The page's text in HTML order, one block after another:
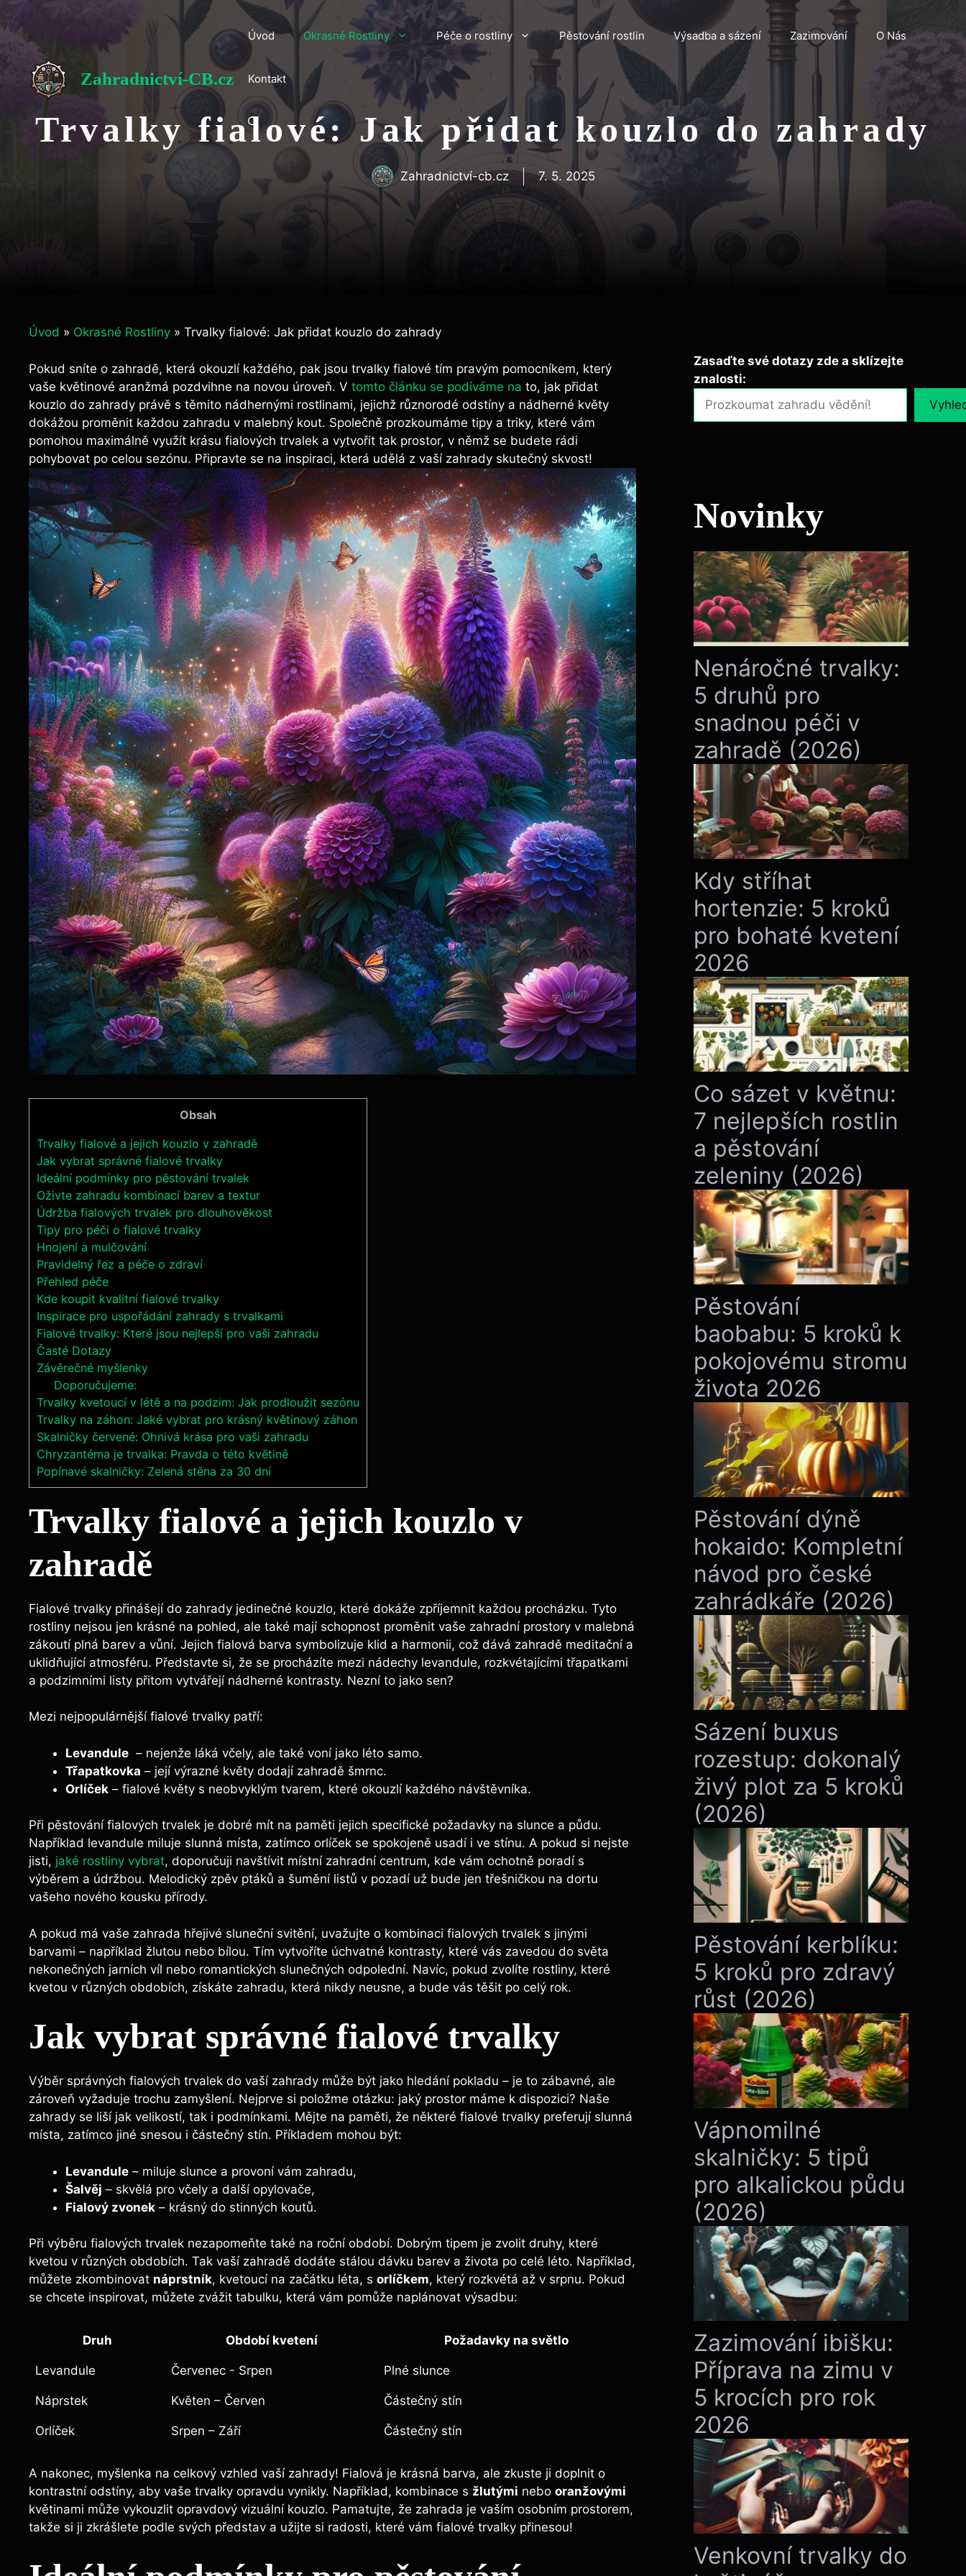
Přeskočit
na
obsah
Zahradnictví-CB.cz
Úvod Okrasné Rostliny Péče o rostliny Pěstování rostlin Výsadba a sázení Zazimování O Nás
Kontakt
Trvalky fialové: Jak přidat kouzlo do zahrady
Zahradnictví-cb.cz 7. 5. 2025
Úvod » Okrasné Rostliny » Trvalky fialové: Jak přidat kouzlo do zahrady
Pokud‌ sníte o zahradě, ‌která okouzlí každého, pak‌ jsou trvalky fialové‌ tím pravým pomocníkem,​ který
vaše květinové aranžmá pozdvihne na novou ⁢úroveň. V‍ tomto článku se podíváme na to, jak přidat⁢
kouzlo do zahrady​ právě ‌s těmito nádhernými ⁤rostlinami, ‍jejichž různorodé odstíny⁣ a nádherné květy
dokážou proměnit každou zahradu v malebný kout.​ Společně‌ prozkoumáme tipy a triky, ⁣které vám
‌pomohou maximálně využít krásu fialových trvalek a vytvořit tak⁣ prostor, v němž se budete rádi
pohybovat po celou sezónu. Připravte se ⁣na inspiraci, která udělá z‌ vaší zahrady skutečný ⁣skvost!
Obsah
Trvalky fialové ​a‌ jejich kouzlo v zahradě
Jak vybrat⁢ správné fialové trvalky
Ideální podmínky ‍pro pěstování ⁣trvalek
Oživte ​zahradu kombinací barev a textur
Údržba ‍fialových trvalek‍ pro dlouhověkost
Tipy pro péči o fialové trvalky
Hnojení‌ a ​mulčování
Pravidelný řez a péče o zdraví
Přehled péče
Kde koupit ⁢kvalitní ​fialové trvalky
Inspirace pro uspořádání ‍zahrady s trvalkami
Fialové trvalky: Které jsou nejlepší pro ⁢vaši ⁢zahradu
Časté⁣ Dotazy
Závěrečné‌ myšlenky
Doporučujeme:
Trvalky kvetoucí v létě a na podzim: Jak prodloužit sezónu
Trvalky na záhon: Jaké vybrat pro krásný květinový záhon
Skalničky červené: Ohnivá krása pro vaši zahradu
Chryzantéma je trvalka: Pravda o této květině
Popínavé skalničky: Zelená stěna za 30 dní
Trvalky fialové ​a‌ jejich kouzlo v
zahradě
Fialové trvalky přinášejí do‍ zahrady jedinečné kouzlo,⁢ které dokáže zpříjemnit každou procházku. Tyto
rostliny nejsou jen krásné na pohled, ale také mají schopnost proměnit vaše zahradní⁢ prostory v malebná
zákoutí plná barev a ⁤vůní. Jejich​ fialová barva symbolizuje klid a harmonii, ⁣což ⁣dává zahradě meditační⁣ a
uklidňující atmosféru. Představte si, ⁢že se procházíte mezi nádechy levandule, rozkvétajícími⁢ třapatkami‍
a podzimními ⁤listy přitom vytvářejí nádherné kontrasty. Nezní to ⁣jako sen?
Mezi ⁣nejpopulárnější fialové trvalky ‌patří:
Levandule ⁣ – nejenže láká včely, ale také voní jako⁤ léto samo.
Třapatkovka – ‌její výrazné květy dodají zahradě šmrnc.
Orlíček –​ fialové⁣ květy s ‍neobvyklým tvarem, které okouzlí ⁣každého návštěvníka.
Při pěstování fialových trvalek ​je​ dobré mít na‍ paměti jejich specifické požadavky na slunce ‍a půdu.​
Například levandule miluje ⁢slunná místa, zatímco⁢ orlíček⁢ se​ spokojeně usadí i ve⁤ stínu. A pokud si nejste
jisti, jaké rostliny vybrat,⁤ doporučuji ​navštívit‌ místní zahradní ​centrum, kde​ vám ochotně ​poradí ⁣s
výběrem a údržbou. Melodický zpěv⁢ ptáků a šumění listů v⁤ pozadí už bude jen třešničkou na dortu⁢
vašeho nového​ kousku přírody.
A ‌pokud má vaše zahrada⁤ hřejivé sluneční svitění,‌ uvažujte o kombinaci⁣ fialových trvalek s jinými
⁢barvami – například žlutou nebo bílou. Tím vytvoříte úchvatné kontrasty, které vás zavedou do světa
nekonečných jarních víl nebo romantických slunečných odpolední.‍ Navíc, pokud zvolíte rostliny, které
kvetou v různých obdobích, získáte zahradu,⁤ která⁢ nikdy neusne, a bude vás těšit ⁣po celý rok.
Jak vybrat⁢ správné fialové trvalky
Výběr správných fialových trvalek do vaší zahrady může být jako ​hledání‍ pokladu – je to zábavné, ⁢ale
zároveň‌ vyžaduje trochu⁣ zamyšlení. Nejprve si položme otázku: jaký prostor máme k ⁢dispozici?⁣ Naše
zahrady se liší​ jak ​velikostí, tak i⁢ podmínkami. Mějte⁤ na paměti, že některé fialové​ trvalky preferují slunná
místa, zatímco jiné⁣ snesou⁣ i ⁤částečný stín. Příkladem ​mohou⁤ být:
Levandule – ‌miluje slunce a provoní vám‌ zahradu,
Šalvěj – skvělá ⁣pro včely a další opylovače,
Fialový zvonek ‌– krásný do stinných koutů.
Při ​výběru fialových ⁢trvalek nezapomeňte ⁣také na roční⁣ období. Dobrým ⁢tipem je zvolit ⁤druhy,‍ které
kvetou v různých obdobích. Tak vaší zahradě dodáte stálou dávku barev a života po ⁣celé ‍léto. Například,⁣
můžete⁢ zkombinovat náprstník, kvetoucí na začátku léta, s‍ orlíčkem, který rozkvétá až v srpnu. ‍Pokud
se chcete inspirovat, můžete ⁤zvážit tabulku, která‍ vám⁣ pomůže naplánovat výsadbu:
Druh Období kvetení Požadavky na​ světlo
Levandule Červenec ‍-⁢ Srpen Plné slunce
Náprstek Květen – Červen Částečný stín
Orlíček Srpen – Září Částečný stín
A⁤ nakonec, myšlenka na celkový vzhled vaší zahrady! Fialová je ‍krásná barva, ale zkuste ji ⁣doplnit o
kontrastní odstíny, ⁤aby ‌vaše trvalky opravdu vynikly. Například, kombinace s⁣ žlutými ⁤nebo oranžovými
květinami​ může vykouzlit opravdový vizuální‌ kouzlo. ⁣Pamatujte, že ‌zahrada‌ je vaším osobním prostorem,
takže si ji‍ zkrášlete⁤ podle ⁤svých představ ⁢a užijte si radosti, které vám fialové trvalky ⁣přinesou!
Zasaďte své dotazy zde a sklízejte
znalosti:
Novinky
Nenáročné trvalky:
5 druhů pro
snadnou péči v
zahradě (2026)
Kdy stříhat
hortenzie: 5 kroků
pro bohaté kvetení
2026
Co sázet v květnu:
7 nejlepších rostlin
a pěstování
zeleniny (2026)
Pěstování
baobabu: 5 kroků k
pokojovému stromu
života 2026
Pěstování dýně
hokaido: Kompletní
návod pro české
zahrádkáře (2026)
Sázení buxus
rozestup: dokonalý
živý plot za 5 kroků
(2026)
Pěstování kerblíku:
5 kroků pro zdravý
růst (2026)
Vápnomilné
skalničky: 5 tipů
pro alkalickou půdu
(2026)
Zazimování ibišku:
Příprava na zimu v
5 krocích pro rok
2026
Venkovní trvalky do